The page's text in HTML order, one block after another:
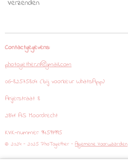
Verzenden
Contactgegevens:
photogether.nl@gmail.com
06-82575804 (bij voorkeur WhatsApp)
Anjerstraat 8
2841 AS Moordrecht
KVK-nummer: 94597995
© 2024 - 2025 PhoTogether - Algemene Voorwaarden